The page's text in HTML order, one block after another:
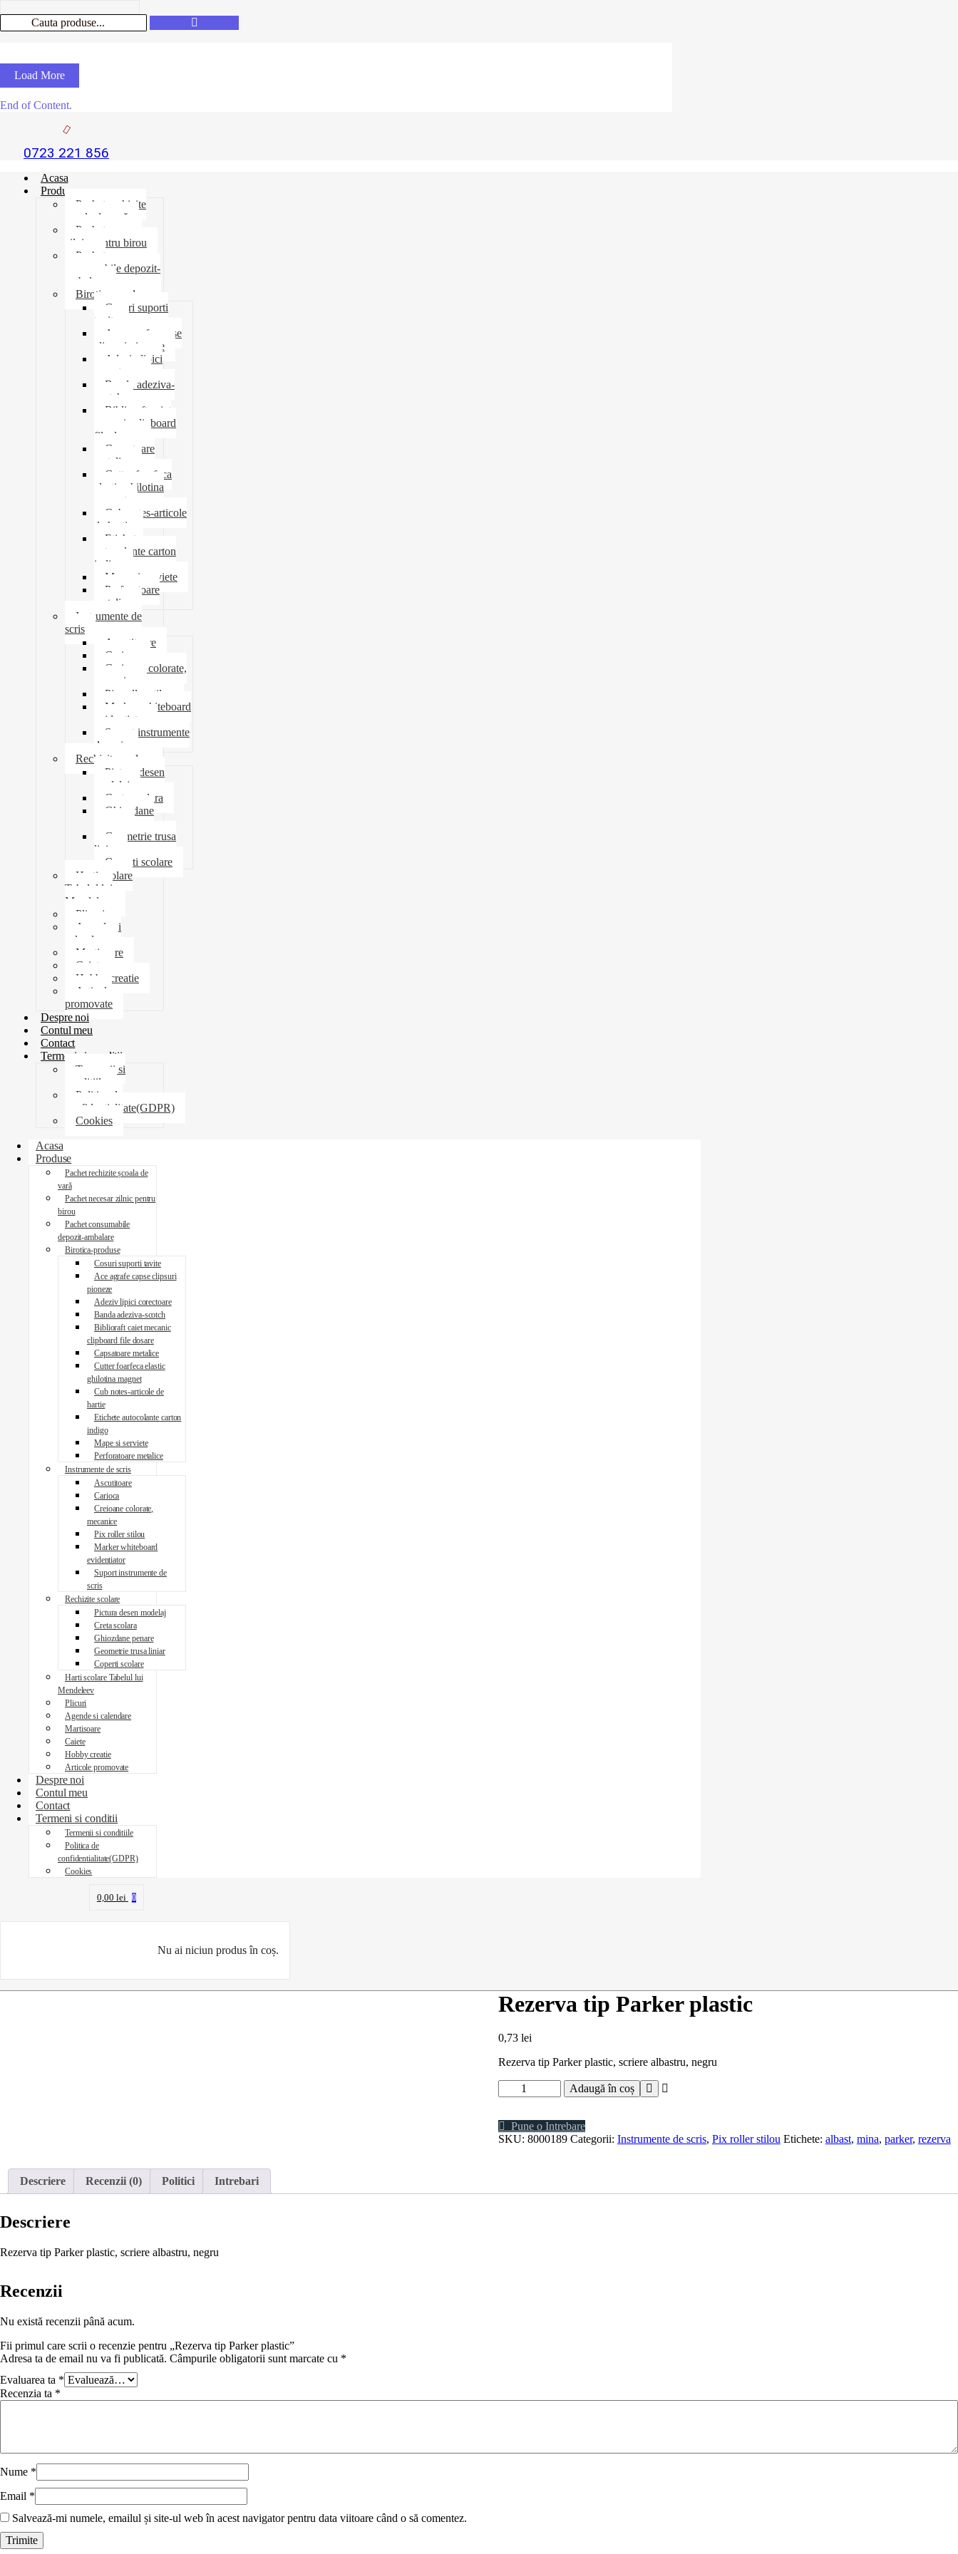
Load More
End of Content.
0723 221 856
Acasa
Produse
Pachet rechizite
școala de vară
Pachet necesar
zilnic pentru birou
Pachet
consumabile depozit-
ambalare
Birotica-produse
Cosuri suporti
tavite
Ace agrafe capse
clipsuri pioneze
Adeziv lipici
corectoare
Banda adeziva-
scotch
Biblioraft caiet
mecanic clipboard
file dosare
Capsatoare
metalice
Cutter foarfeca
elastic ghilotina
magnet
Cub notes-articole
de hartie
Etichete
autocolante carton
indigo
Mape si serviete
Perforatoare
metalice
Instrumente de
scris
Ascutitoare
Carioca
Creioane colorate,
mecanice
Pix roller stilou
Marker whiteboard
evidentiator
Suport instrumente
de scris
Rechizite scolare
Pictura desen
modelaj
Creta scolara
Ghiozdane
Geometrie trusa
liniar
Coperti scolare
Harti scolare
Tabelul lui
Mendeleev
Plicuri
Agende si
calendare
Martisoare
Caiete
Hobby creatie
Articole
promovate
Despre noi
Contul meu
Contact
Termeni si conditii
Termenii si
conditiile
Politica de
confidentialitate(GDPR)
Cookies
Acasa
Produse
Pachet rechizite școala de
vară
Pachet necesar zilnic pentru
birou
Pachet consumabile
depozit-ambalare
Birotica-produse
Cosuri suporti tavite
Ace agrafe capse clipsuri
pioneze
Adeziv lipici corectoare
Banda adeziva-scotch
Biblioraft caiet mecanic
clipboard file dosare
Capsatoare metalice
Cutter foarfeca elastic
ghilotina magnet
Cub notes-articole de
hartie
Etichete autocolante carton
indigo
Mape si serviete
Perforatoare metalice
Instrumente de scris
Ascutitoare
Carioca
Creioane colorate,
mecanice
Pix roller stilou
Marker whiteboard
evidentiator
Suport instrumente de
scris
Rechizite scolare
Pictura desen modelaj
Creta scolara
Ghiozdane penare
Geometrie trusa liniar
Coperti scolare
Harti scolare Tabelul lui
Mendeleev
Plicuri
Agende si calendare
Martisoare
Caiete
Hobby creatie
Articole promovate
Despre noi
Contul meu
Contact
Termeni si conditii
Termenii si conditiile
Politica de
confidentialitate(GDPR)
Cookies
0,00 lei 0
Nu ai niciun produs în coș.
Rezerva tip Parker plastic
0,73 lei
Rezerva tip Parker plastic, scriere albastru, negru
Cantitate
Rezerva
Parker
plastic
Adaugă în coș
Pune o Intrebare
SKU: 8000189 Categorii: Instrumente de scris, Pix roller stilou Etichete: albast, mina, parker, rezerva
Descriere Recenzii (0) Politici Intrebari
Descriere
Rezerva tip Parker plastic, scriere albastru, negru
Recenzii
Nu există recenzii până acum.
Fii primul care scrii o recenzie pentru „Rezerva tip Parker plastic”
Adresa ta de email nu va fi publicată. Câmpurile obligatorii sunt marcate cu *
Evaluarea ta *
Recenzia ta *
Nume *
Email *
Salvează-mi numele, emailul și site-ul web în acest navigator pentru data viitoare când o să comentez.